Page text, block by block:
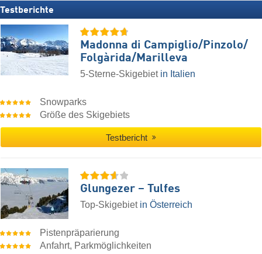
Testberichte
Madonna di Campiglio/​Pinzolo/​
Folgàrida/​Marilleva
5-Sterne-Skigebiet in Italien
Snowparks
Größe des Skigebiets
Testbericht
Glungezer – Tulfes
Top-Skigebiet in Österreich
Pistenpräparierung
Anfahrt, Parkmöglichkeiten